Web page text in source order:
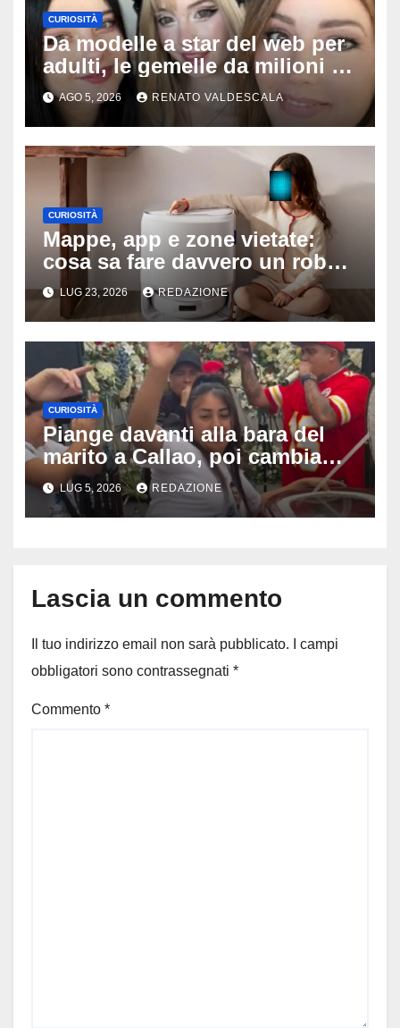
CURIOSITÀ
Da modelle a star del web per
adulti, le gemelle da milioni di
follower sorprendono tutti:
‘Nostra madre ci fotografa e ci
sostiene’
AGO 5, 2026 RENATO VALDESCALA
CURIOSITÀ
Mappe, app e zone vietate:
cosa sa fare davvero un robot
aspirapolvere oggi
LUG 23, 2026 REDAZIONE
CURIOSITÀ
Piange davanti alla bara del
marito a Callao, poi cambia
tutto: il gesto della vedova al
funerale divide milioni di
persone
LUG 5, 2026 REDAZIONE
Lascia un commento
Il tuo indirizzo email non sarà pubblicato.
I campi
obbligatori sono contrassegnati *
Commento *